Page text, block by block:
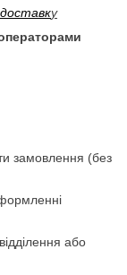
у
замовлення (без
відділення або